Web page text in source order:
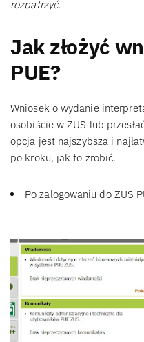
rozpatrzyć.
Jak złożyć
PUE?
Wniosek o wydanie
osobiście w ZUS lub
opcja jest najszybsza i
po kroku, jak to zrobić.
Po zalogowaniu do ZUS